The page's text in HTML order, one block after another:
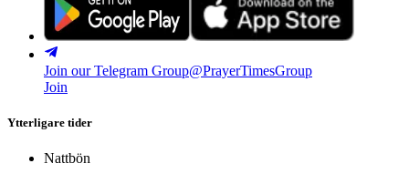
Join our Telegram Group@PrayerTimesGroup
Join
Ytterligare tider
Nattbön